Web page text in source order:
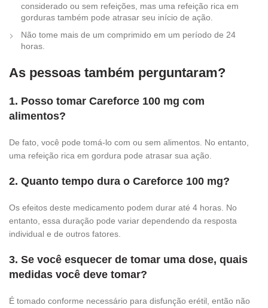
considerado ou sem refeições, mas uma refeição rica em
gorduras também pode atrasar seu início de ação.
Não tome mais de um comprimido em um período de 24
horas.
As pessoas também perguntaram?
1. Posso tomar Careforce 100 mg com
alimentos?
De fato, você pode tomá-lo com ou sem alimentos. No entanto,
uma refeição rica em gordura pode atrasar sua ação.
2. Quanto tempo dura o Careforce 100 mg?
Os efeitos deste medicamento podem durar até 4 horas. No
entanto, essa duração pode variar dependendo da resposta
individual e de outros fatores.
3. Se você esquecer de tomar uma dose, quais
medidas você deve tomar?
É tomado conforme necessário para disfunção erétil, então não